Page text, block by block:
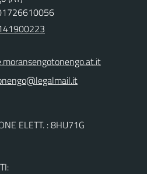
ELETT. : 8HU71G